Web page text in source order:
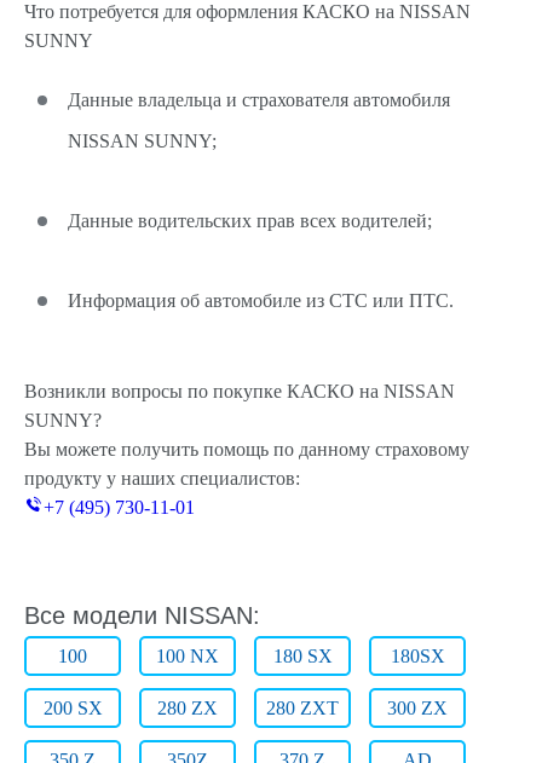
Что потребуется для оформления КАСКО на NISSAN
SUNNY
Данные владельца и страхователя автомобиля
NISSAN SUNNY;
Данные водительских прав всех водителей;
Информация об автомобиле из СТС или ПТС.
Возникли вопросы по покупке КАСКО на NISSAN
SUNNY?
Вы можете получить помощь по данному страховому
продукту у наших специалистов:
+7 (495) 730-11-01
Все модели NISSAN:
100 100 NX 180 SX 180SX
200 SX 280 ZX 280 ZXT 300 ZX